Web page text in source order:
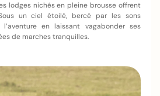
lodges nichés en pleine brousse offrent
un ciel étoilé, bercé par les sons
en laissant vagabonder ses
de marches tranquilles.